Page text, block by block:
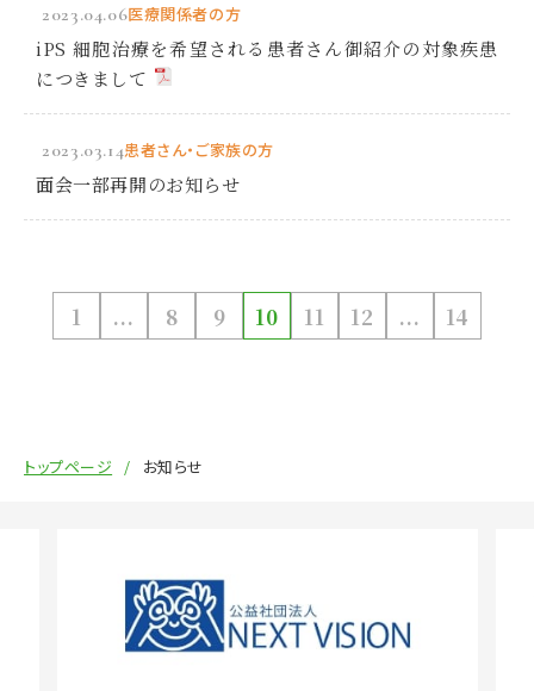
2023.04.06医療関係者の方
iPS 細胞治療を希望される患者さん御紹介の対象疾患
につきまして
2023.03.14患者さん・ご家族の方
面会一部再開のお知らせ
1 ... 8 9 10 11 12 ... 14
トップページ お知らせ